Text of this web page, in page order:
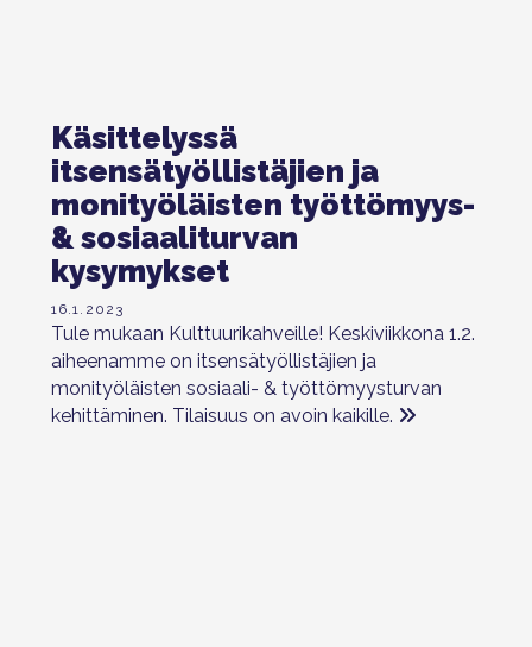
Käsittelyssä
itsensätyöllistäjien ja
monityöläisten työttömyys-
& sosiaaliturvan
kysymykset
16.1.2023
Tule mukaan Kulttuurikahveille! Keskiviikkona 1.2.
aiheenamme on itsensätyöllistäjien ja
monityöläisten sosiaali- & työttömyysturvan
kehittäminen. Tilaisuus on avoin kaikille.